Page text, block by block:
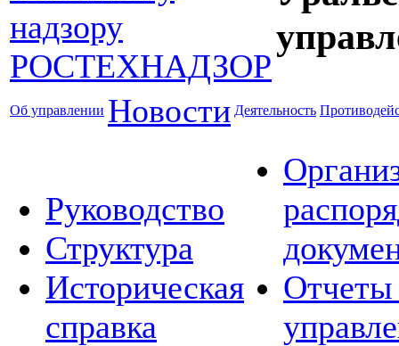
Об управлении Новости Деятельность
Руководство
Структура
Историческая
справка
Отчеты